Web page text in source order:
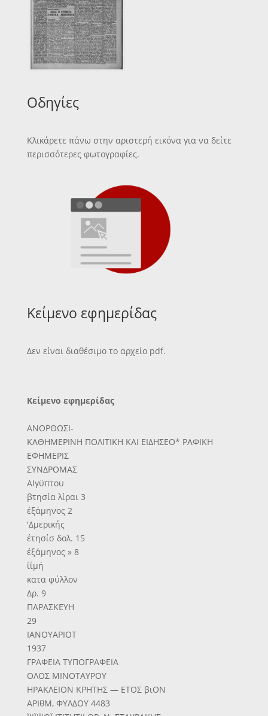
Οδηγίες
Κλικάρετε πάνω στην αριστερή εικόνα για να δείτε
περισσότερες φωτογραφίες.
Κείμενο εφημερίδας
Δεν είναι διαθέσιμο το αρχείο pdf.
Κείμενο εφημερίδας
ΑΝΟΡΘΩΣΙ-
ΚΑΘΗΜΕΡΙΝΗ ΠΟΛΙΤΙΚΗ ΚΑΙ ΕΙΔΗΣΕΟ* ΡΑΦΙΚΗ
ΕΦΗΜΕΡΙΣ
ΣΥΝΔΡΟΜΑΣ
ΑΙγϋπτου
βτησία λίραι 3
έξάμηνος 2
'Δμερικής
έτησίσ δολ. 15
έξάμηνος » 8
ΐΐμή
κατα φύλλον
Δρ. 9
ΠΑΡΑΣΚΕΥΗ
29
ΙΑΝΟΥΑΡΙΟΤ
1937
ΓΡΑΦΕΙΑ ΤΥΠΟΓΡΑΦΕΙΑ
ΟΛΟΣ ΜΙΝΟΤΑΥΡΟΥ
ΗΡΑΚΛΕΙΟΝ ΚΡΗΤΗΣ — ΕΤΟΣ βιΟΝ
ΑΡΙθΜ, ΦΥΛΔΟΥ 4483